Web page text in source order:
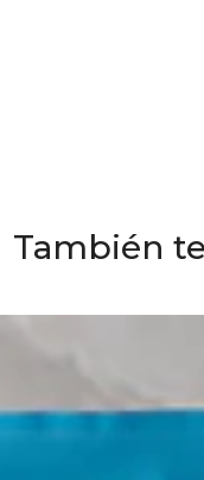
También